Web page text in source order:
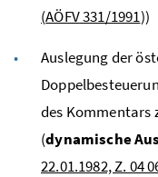
(AÖFV331/1991))
Auslegung der
des Kommentars
(dynamische
22.01.1982, Z. 04